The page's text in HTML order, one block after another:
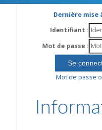
Dernière mise
Identifiant :
Mot de passe :
Mot de passe